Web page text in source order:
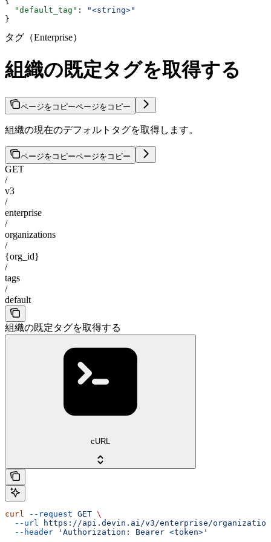
  "default_tag"
:
"<string>"
}
タグ（Enterprise）
組織の既定タグを取得する
ページをコピーページをコピー
組織の現在のデフォルトタグを取得します。
ページをコピーページをコピー
GET
/
v3
/
enterprise
/
organizations
/
{org_id}
/
tags
/
default
組織の既定タグを取得する
cURL
curl --request GET \
  --url
https://api.devin.ai/v3/enterprise/
  --header
'Authorization: Bearer <token>'